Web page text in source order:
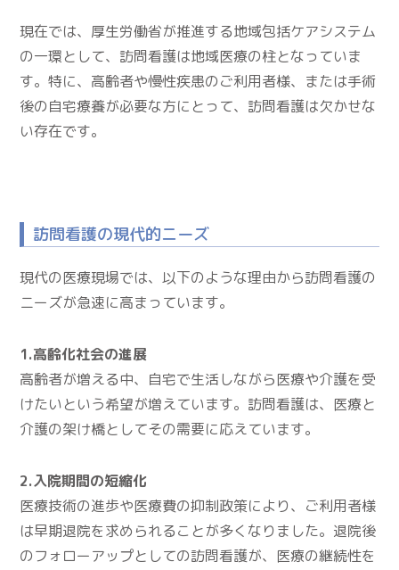
現在では、厚生労働省が推進する地域包括ケアシステム
の一環として、訪問看護は地域医療の柱となっていま
す。特に、高齢者や慢性疾患のご利用者様、または手術
後の自宅療養が必要な方にとって、訪問看護は欠かせな
い存在です。
訪問看護の現代的ニーズ
現代の医療現場では、以下のような理由から訪問看護の
ニーズが急速に高まっています。
1.高齢化社会の進展
高齢者が増える中、自宅で生活しながら医療や介護を受
けたいという希望が増えています。訪問看護は、医療と
介護の架け橋としてその需要に応えています。
2.入院期間の短縮化
医療技術の進歩や医療費の抑制政策により、ご利用者様
は早期退院を求められることが多くなりました。退院後
のフォローアップとしての訪問看護が、医療の継続性を